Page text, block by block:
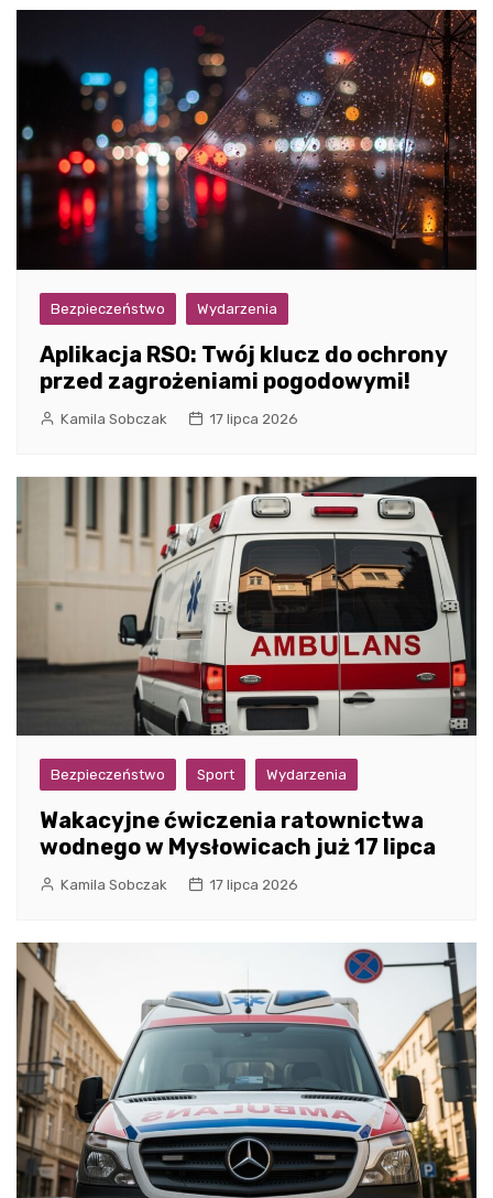
Bezpieczeństwo Wydarzenia
Aplikacja RSO: Twój klucz do ochrony
przed zagrożeniami pogodowymi!
Kamila Sobczak 17 lipca 2026
Bezpieczeństwo Sport Wydarzenia
Wakacyjne ćwiczenia ratownictwa
wodnego w Mysłowicach już 17 lipca
Kamila Sobczak 17 lipca 2026